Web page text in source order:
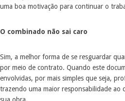
uma boa motivação para continuar o
O combinado não sai caro
Sim, a melhor forma de se resguardar
por meio de contrato. Quando este
envolvidas, por mais simples que seja,
trazendo uma maior responsabilidade ao